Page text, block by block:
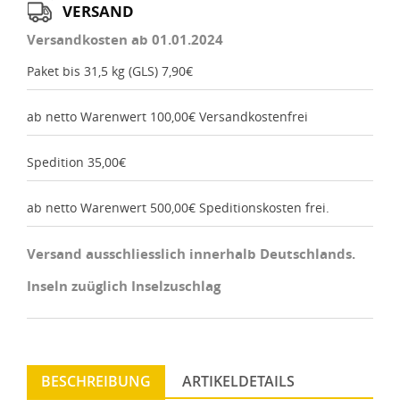
VERSAND
Versandkosten ab 01.01.2024
Paket bis 31,5 kg (GLS) 7,90€
ab netto Warenwert 100,00€ Versandkostenfrei
Spedition 35,00€
ab netto Warenwert 500,00€ Speditionskosten frei.
Versand ausschliesslich innerhalb Deutschlands.
Inseln zuüglich Inselzuschlag
BESCHREIBUNG ARTIKELDETAILS